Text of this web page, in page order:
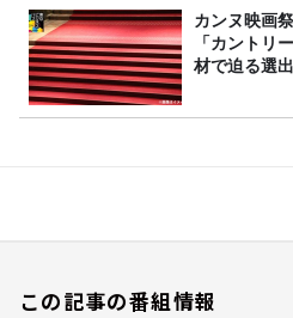
カンヌ映画
「カントリ
材で迫る選
この記事の番組情報